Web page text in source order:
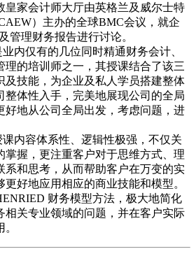
皇家会计师大厅由英格兰及威尔士特
）主办的全球BMC会议，就企
管理财务报告进行讨论。
业内仅有的几位同时精通财务会计、
理的培训师之一，其授课结合了该三
及技能，为企业及私人学员搭建整体
整体性入手，完美地展现公司的全局
好地从公司全局出发，考虑问题，进
课内容体系性、逻辑性极强，不仅关
掌握，更注重客户对于思维方式、理
系和思考，从而帮助客户在万变的实
更好地应用相应的商业技能和模型。
财务模型方法，极大地简化
相关专业领域的问题，并在客户实际